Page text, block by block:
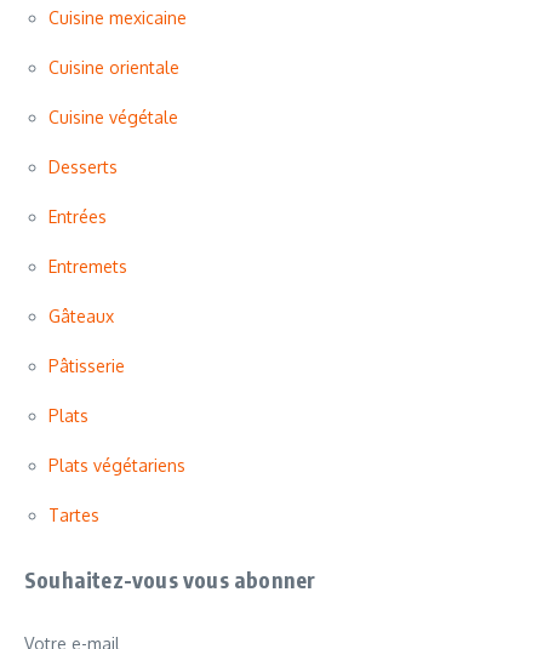
Cuisine mexicaine
Cuisine orientale
Cuisine végétale
Desserts
Entrées
Entremets
Gâteaux
Pâtisserie
Plats
Plats végétariens
Tartes
Souhaitez-vous vous abonner
Votre e-mail